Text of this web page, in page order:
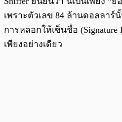
เพราะตัวเลข 84 ล้านดอลลาร์
การหลอกให้เซ็นชื่อ (Signature
เพียงอย่างเดียว